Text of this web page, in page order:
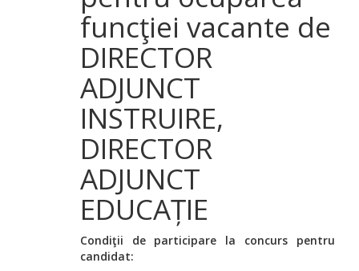
funcţiei vacante de
DIRECTOR
ADJUNCT
INSTRUIRE,
DIRECTOR
ADJUNCT
EDUCAȚIE
Condiţii de participare la concurs pentru
candidat: